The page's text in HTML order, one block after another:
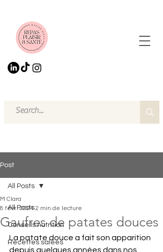
Post
All Posts
Conseils nutrition
Recettes salées
All Posts
Gaufres de patates douces
M Clara
8 févr. 2024 2 min de lecture
La patate douce a fait son apparition
depuis quelques années dans nos